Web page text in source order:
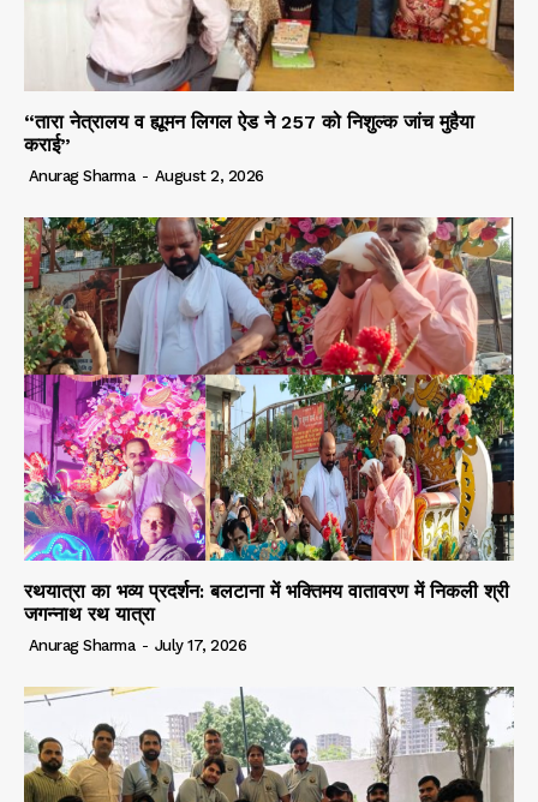
“तारा नेत्रालय व ह्यूमन लिगल ऐड ने 257 को निशुल्क जांच मुहैया
कराई”
Anurag Sharma - August 2, 2026
रथयात्रा का भव्य प्रदर्शन: बलटाना में भक्तिमय वातावरण में निकली श्री
जगन्नाथ रथ यात्रा
Anurag Sharma - July 17, 2026